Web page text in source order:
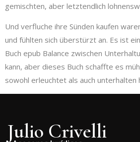
gemischten, aber letztendlich
Und verfluche ihre Sünden kaufen
und fühlten sich überstürzt an. Es ist
Buch epub Balance zwischen
kann, aber dieses Buch schaffte es
sowohl erleuchtet als auch unterhalten
Julio Crivelli